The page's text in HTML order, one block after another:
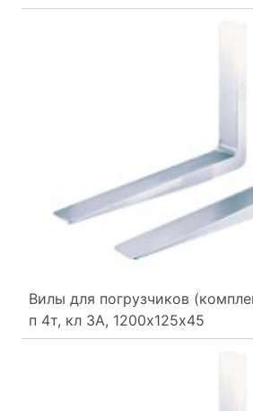
Вилы для погрузчиков
п 4т, кл 3А, 1200х125х45